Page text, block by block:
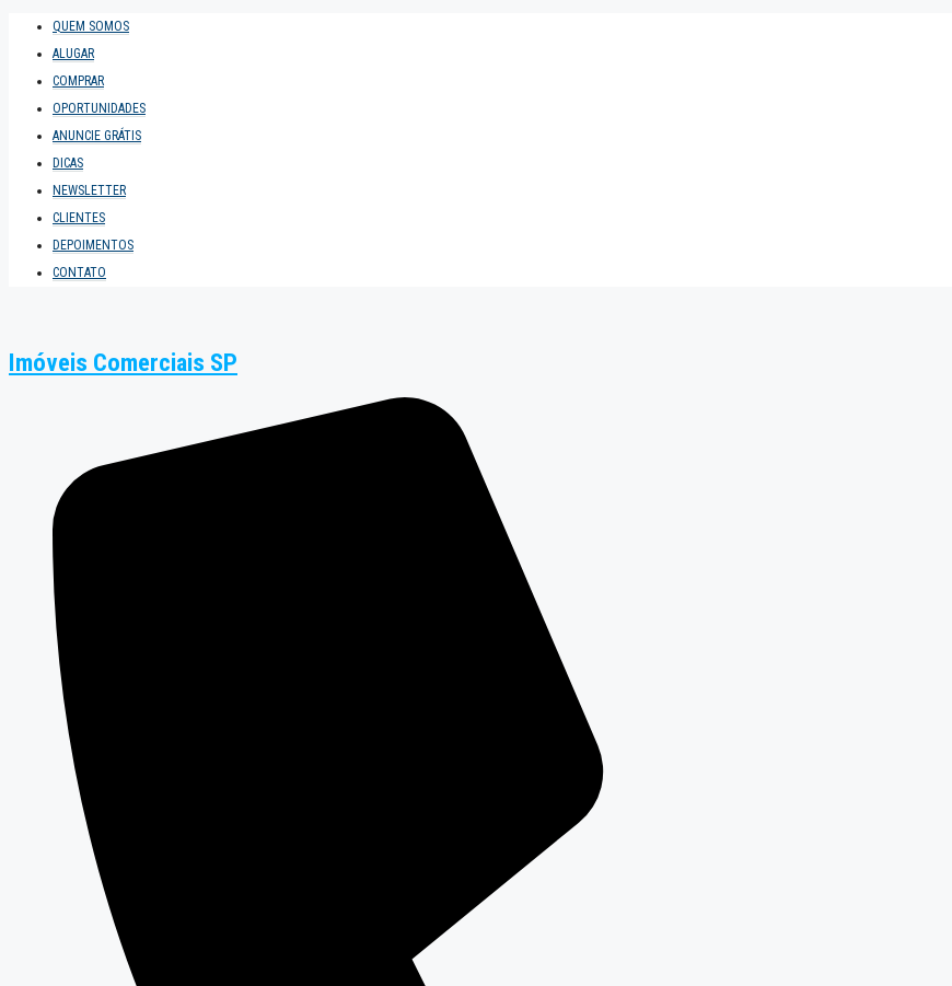
QUEM SOMOS
ALUGAR
COMPRAR
OPORTUNIDADES
ANUNCIE GRÁTIS
DICAS
NEWSLETTER
CLIENTES
DEPOIMENTOS
CONTATO
Imóveis Comerciais SP